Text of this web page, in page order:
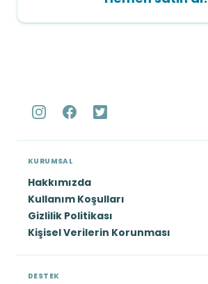
KURUMSAL
Hakkımızda
Kullanım Koşulları
Gizlilik Politikası
Kişisel Verilerin Korunması
DESTEK